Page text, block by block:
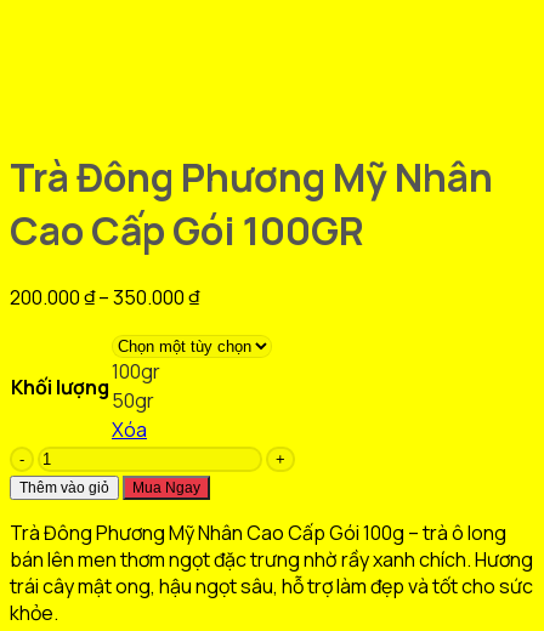
Trà Đông Phương Mỹ Nhân
Cao Cấp Gói 100GR
200.000₫–350.000₫Khoảng
từ
Khối lượng
100gr
50gr
Xóa
Trà
Đông
Phương
Mỹ
Nhân
Cao
Cấp
Thêm vào giỏ Mua Ngay
Trà Đông Phương Mỹ Nhân Cao Cấp Gói 100g – trà ô long
bán lên men thơm ngọt đặc trưng nhờ rầy xanh chích. Hương
trái cây mật ong, hậu ngọt sâu, hỗ trợ làm đẹp và tốt cho sức
khỏe.